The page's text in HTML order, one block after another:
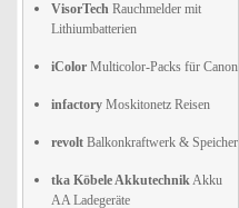
VisorTech Rauchmelder mit
Lithiumbatterien
iColor Multicolor-Packs für Canon
infactory Moskitonetz Reisen
revolt Balkonkraftwerk & Speicher
tka Köbele AkkutechnikAkku
AA Ladegeräte